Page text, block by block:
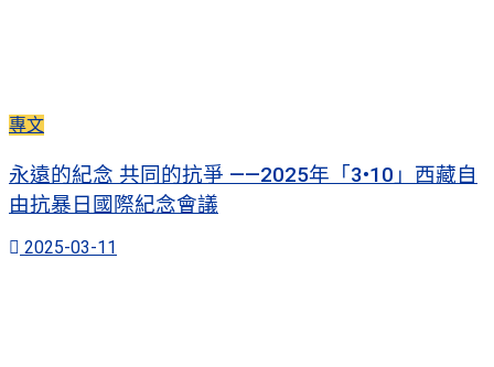
專文
永遠的紀念 共同的抗爭 ——2025年「3•10」西藏自
由抗暴日國際紀念會議
2025-03-11